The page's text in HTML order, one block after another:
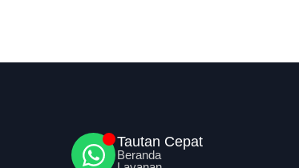
Tautan Cepat
Beranda